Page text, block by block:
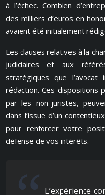
à l’échec. Combien
des milliers d’euros en
avaient été initialement
Les clauses relatives à la
judiciaires et aux
stratégiques que l’avocat
rédaction. Ces dispositions
par les non-juristes,
dans l’issue d’un
pour renforcer votre
défense de vos intérêts.
L’expérience